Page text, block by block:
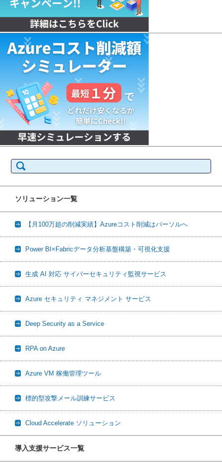
索:
ソリューション一覧
【月100万超の削減実績】Azureコスト削減はパーソルへ
Power BI×Fabricデータ分析基盤構築・可視化支援
生成 AI 対応 サイバーセキュリティ監視サービス
Azure セキュリティ マネジメント サービス
Deep Security as a Service
RPA on Azure
Azure VM 稼働管理ツール
標的型攻撃メール訓練サービス
Cloud Accelerate ソリューション
導入支援サービス一覧